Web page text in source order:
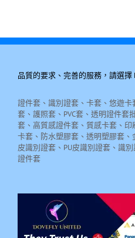
品質的要求、完善的服務，請選擇
證件套、識別證套、卡套、悠遊
套、護照套、PVC套、透明證件
套、高質感證件套、質感卡套、
卡套、防水塑膠套、透明塑膠套
皮識別證套、PU皮識別證套、識
證件套